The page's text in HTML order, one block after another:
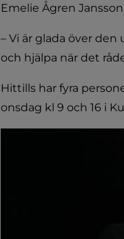
Emelie Ågren
– Vi är glada över
och hjälpa när det
Hittills har fyra
onsdag kl 9 och 16 i